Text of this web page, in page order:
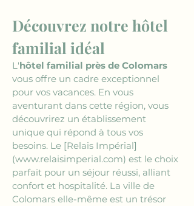
Découvrez notre hôtel
familial idéal
L'hôtel familial près de Colomars
vous offre un cadre exceptionnel
pour vos vacances. En vous
aventurant dans cette région, vous
découvrirez un établissement
unique qui répond à tous vos
besoins. Le [Relais Impérial]
(www.relaisimperial.com) est le choix
parfait pour un séjour réussi, alliant
confort et hospitalité. La ville de
Colomars elle-même est un trésor